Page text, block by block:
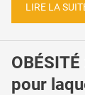
LIRE LA
pour